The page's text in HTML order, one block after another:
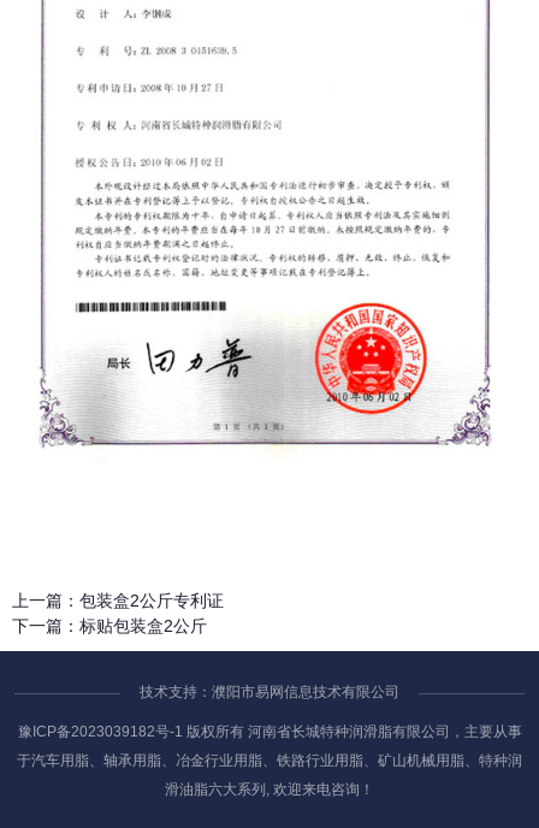
上一篇： 包装盒2公斤专利证
下一篇： 标贴包装盒2公斤
技术支持：濮阳市易网信息技术有限公司
豫ICP备2023039182号-1 版权所有 河南省长城特种润滑脂有限公司，主要从事
于汽车用脂、轴承用脂、冶金行业用脂、铁路行业用脂、矿山机械用脂、特种润
滑油脂六大系列, 欢迎来电咨询！